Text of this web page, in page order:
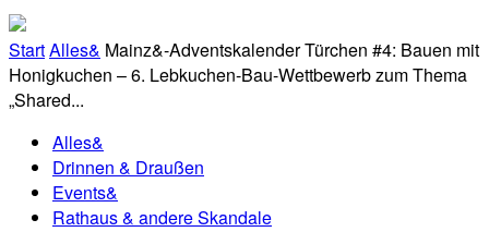
StartAlles& Mainz&-Adventskalender Türchen #4: Bauen mit
Honigkuchen – 6. Lebkuchen-Bau-Wettbewerb zum Thema
„Shared...
Alles&
Drinnen & Draußen
Events&
Rathaus & andere Skandale